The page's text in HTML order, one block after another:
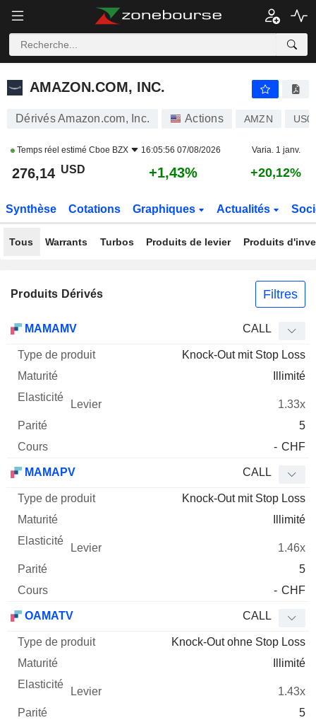
AMAZON.COM, INC.
AMAZON.COM, INC.
Dérivés Amazon.com, Inc. Actions AMZN
Temps réel estimé Cboe BZX 16:05:56 07/08/2026 Varia. 1 janv.
276,14 USD +1,43% +20,12%
Synthèse Cotations Graphiques Actualités
Tous Warrants Turbos Produits de levier Produits
Produits Dérivés Filtres
Mnemo Type produit
Elasticité Levier Parité
MAMAMV CALL
Knock-Out mit Stop Loss
Illimité
1.33x
5
- CHF
MAMAPV CALL
Knock-Out mit Stop Loss
Illimité
1.46x
5
- CHF
OAMATV CALL
Knock-Out ohne Stop Loss
Illimité
1.43x
5